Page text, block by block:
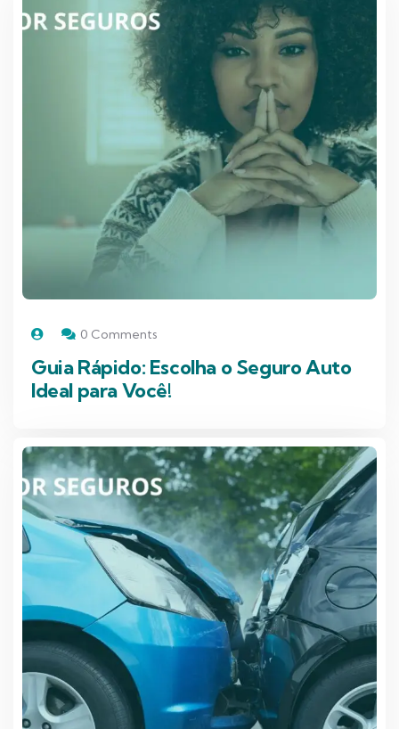
0 Comments
Guia Rápido: Escolha o Seguro Auto
Ideal para Você!